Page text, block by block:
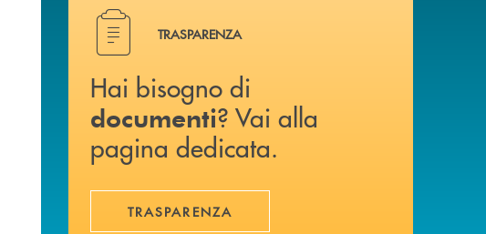
Hai bisogno di documenti ? Vai alla pagina dedicata.
TRASPARENZA
Hai bisogno di
documenti? Vai alla
pagina dedicata.
TRASPARENZA